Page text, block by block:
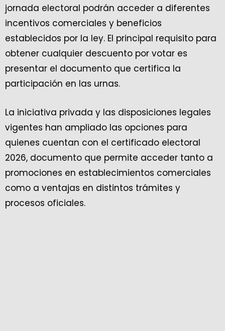
jornada electoral podrán acceder a diferentes
incentivos comerciales y beneficios
establecidos por la ley. El principal requisito para
obtener cualquier descuento por votar es
presentar el documento que certifica la
participación en las urnas.
La iniciativa privada y las disposiciones legales
vigentes han ampliado las opciones para
quienes cuentan con el certificado electoral
2026, documento que permite acceder tanto a
promociones en establecimientos comerciales
como a ventajas en distintos trámites y
procesos oficiales.